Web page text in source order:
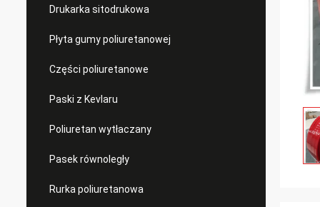
Drukarka sitodrukowa
Płyta gumy poliuretanowej
Części poliuretanowe
Paski z Kevlaru
Poliuretan wytłaczany
Pasek równoległy
Rurka poliuretanowa